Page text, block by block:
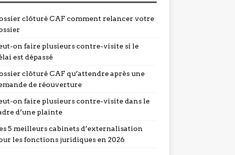
clôturé CAF comment relancer votre
on faire plusieurs contre-visite si le
est dépassé
clôturé CAF qu’attendre après une
de réouverture
on faire plusieurs contre-visite dans le
d’une plainte
5 meilleurs cabinets d’externalisation
les fonctions juridiques en 2026